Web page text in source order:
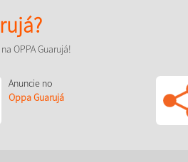
OPPA Guarujá!
Anuncie no
Oppa Guarujá